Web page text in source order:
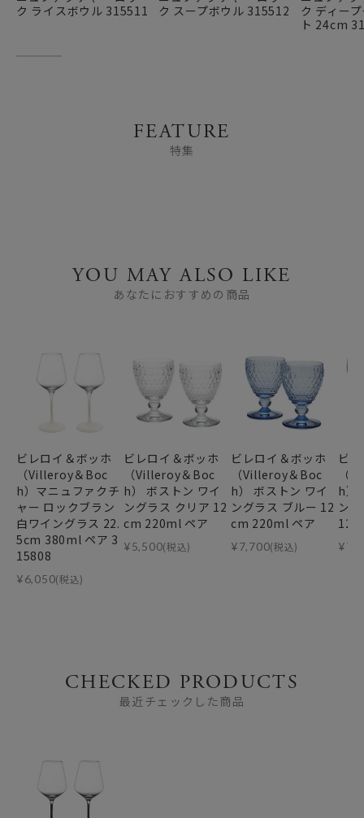
ク ライスボウル 315511
ク スープボウル 315512
ク ディー
ト 24cm
FEATURE
特集
YOU MAY ALSO LIKE
あなたにおすすめの商品
ビレロイ＆ボッホ
（Villeroy＆Boc
h）マニュファクチ
ャー ロックブラン
白ワイングラス 22.
5cm 380ml ペア 3
15808
¥6,050(税込)
ビレロイ＆ボッホ
（Villeroy＆Boc
h） ボストン ワイ
ングラス クリア 12
cm 220ml ペア
¥5,500(税込)
ビレロイ＆ボッホ
（Villeroy＆Boc
h） ボストン ワイ
ングラス ブルー 12
cm 220ml ペア
¥7,700(税込)
ビ
（
h）
ン
¥
CHECKED PRODUCTS
最近チェックした商品